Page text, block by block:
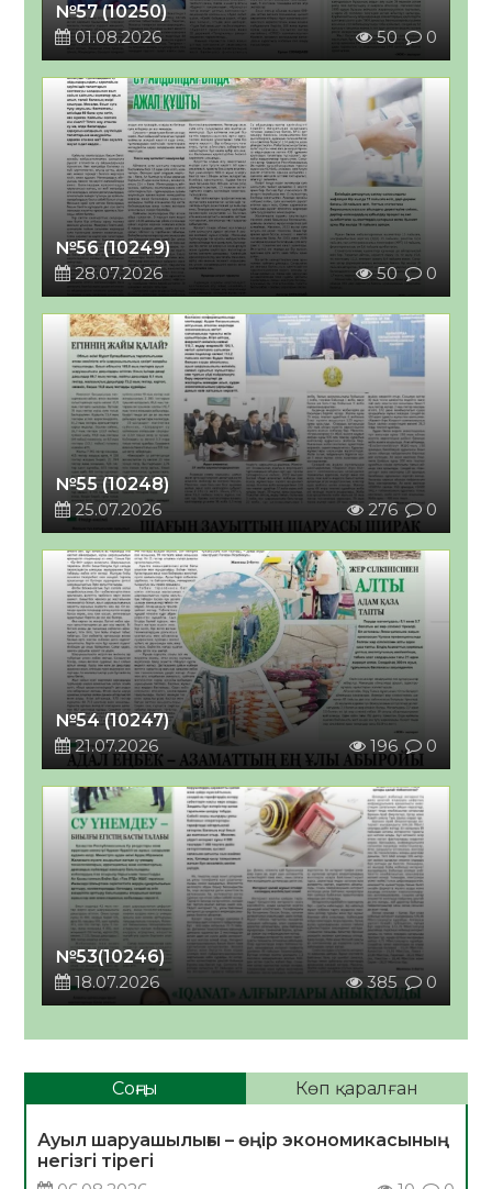
№57 (10250)
01.08.2026
50 0
№56 (10249)
28.07.2026
50 0
№55 (10248)
25.07.2026
276 0
№54 (10247)
21.07.2026
196 0
№53(10246)
18.07.2026
385 0
Соңғы Көп қаралған
Ауыл шаруашылығы – өңір экономикасының
негізгі тірегі